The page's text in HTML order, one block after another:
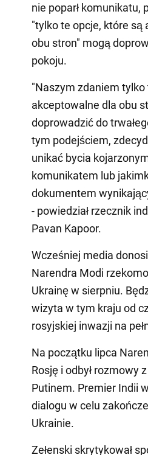
nie poparł komunikatu,
"tylko te opcje, które są
obu stron" mogą
pokoju.
"Naszym zdaniem tylko
akceptowalne dla obu
doprowadzić do
tym podejściem,
unikać bycia
komunikatem lub
dokumentem
- powiedział rzecznik
Pavan Kapoor.
Wcześniej media
Narendra Modi
Ukrainę w sierpniu.
wizyta w tym kraju od
rosyjskiej inwazji na
Na początku lipca
Rosję i odbył rozmowy
Putinem. Premier Indii
dialogu w celu
Ukrainie.
Zełenski skrytykował